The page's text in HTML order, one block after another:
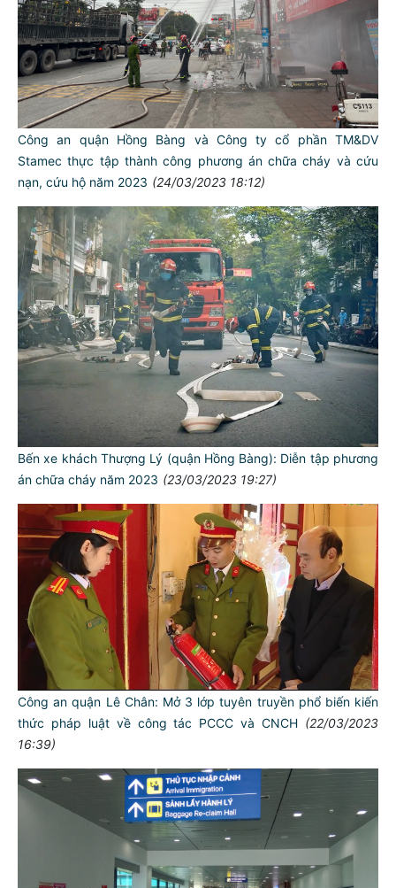
Công an quận Hồng Bàng và Công ty cổ phần TM&DV
Stamec thực tập thành công phương án chữa cháy và cứu
nạn, cứu hộ năm 2023 (24/03/2023 18:12)
Bến xe khách Thượng Lý (quận Hồng Bàng): Diễn tập phương
án chữa cháy năm 2023 (23/03/2023 19:27)
Công an quận Lê Chân: Mở 3 lớp tuyên truyền phổ biến kiến
thức pháp luật về công tác PCCC và CNCH (22/03/2023
16:39)